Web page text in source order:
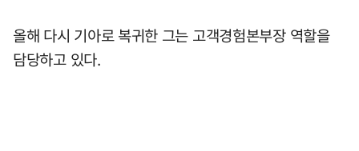
올해 다시 기아로 복귀한 그는 고객경험본부장 역할을
담당하고 있다.